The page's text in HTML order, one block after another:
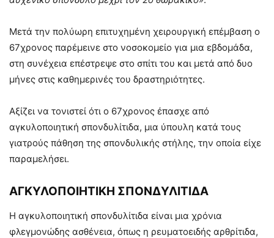
Μετά την πολύωρη επιτυχημένη χειρουργική επέμβαση ο
67χρονος παρέμεινε στο νοσοκομείο για μια εβδομάδα,
στη συνέχεια επέστρεψε στο σπίτι του και μετά από δυο
μήνες στις καθημερινές του δραστηριότητες.
Αξίζει να τονιστεί ότι ο 67χρονος έπασχε από
αγκυλοποιητική σπονδυλίτιδα, μια ύπουλη κατά τους
γιατρούς πάθηση της σπονδυλικής στήλης, την οποία είχε
παραμελήσει.
ΑΓΚΥΛΟΠΟΙΗΤΙΚΗ ΣΠΟΝΔΥΛΙΤΙΔΑ
Η αγκυλοποιητική σπονδυλίτιδα είναι μια χρόνια
φλεγμονώδης ασθένεια, όπως η ρευματοειδής αρθρίτιδα,